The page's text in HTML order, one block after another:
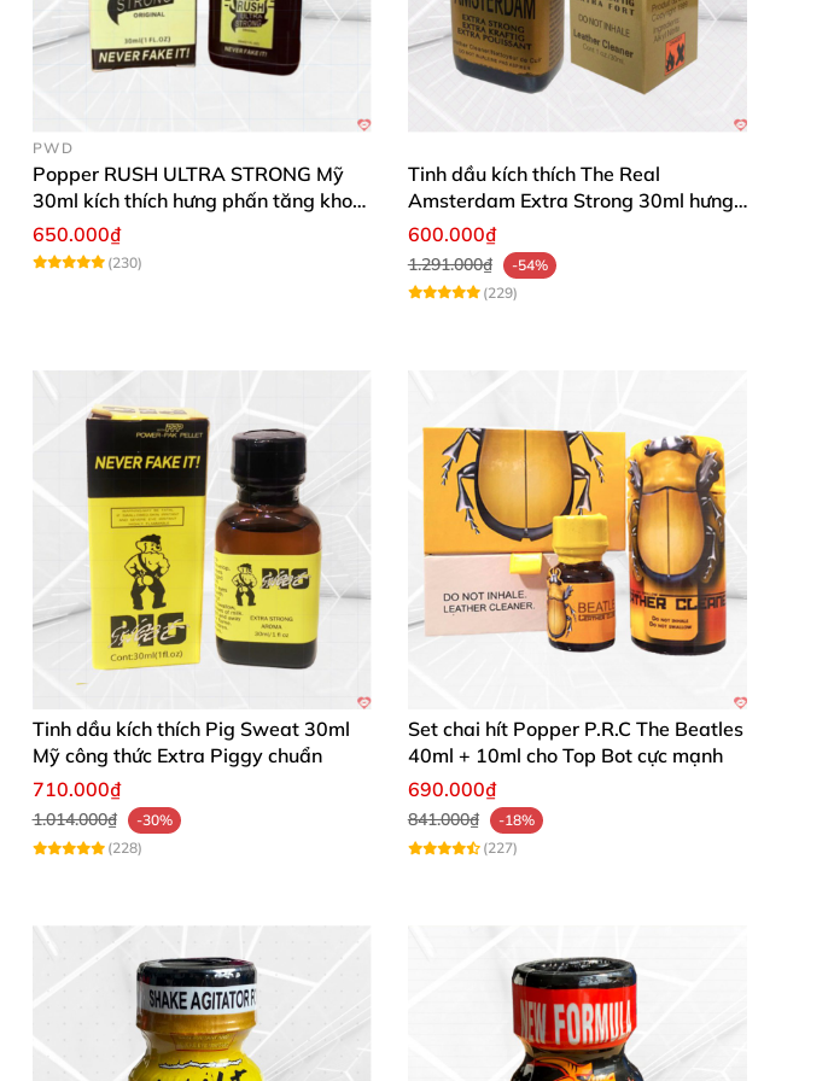
PWD
Popper RUSH ULTRA STRONG Mỹ
30ml kích thích hưng phấn tăng khoái
cảm
650.000₫
(230)
Tinh dầu kích thích The Real
Amsterdam Extra Strong 30ml hưng
phấn
600.000₫
1.291.000₫
-54%
(229)
Tinh dầu kích thích Pig Sweat 30ml
Mỹ công thức Extra Piggy chuẩn
710.000₫
1.014.000₫
-30%
(228)
Set chai hít Popper P.R.C The Beatles
40ml + 10ml cho Top Bot cực mạnh
690.000₫
841.000₫
-18%
(227)